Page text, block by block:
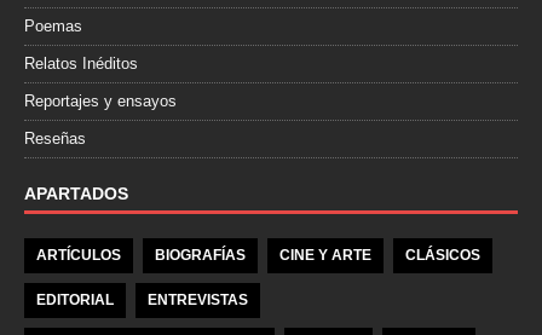
Poemas
Relatos Inéditos
Reportajes y ensayos
Reseñas
APARTADOS
ARTÍCULOS BIOGRAFÍAS CINE Y ARTE CLÁSICOS
EDITORIAL ENTREVISTAS